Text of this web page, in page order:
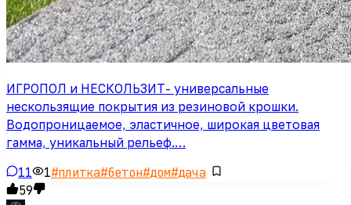
ИГРОПОЛ и НЕСКОЛЬЗИТ- универсальные
нескользящие покрытия из резиновой крошки.
Водопроницаемое, эластичное, широкая цветовая
гамма, уникальный рельеф.…
11 1#плитка#бетон#дом#дача
59